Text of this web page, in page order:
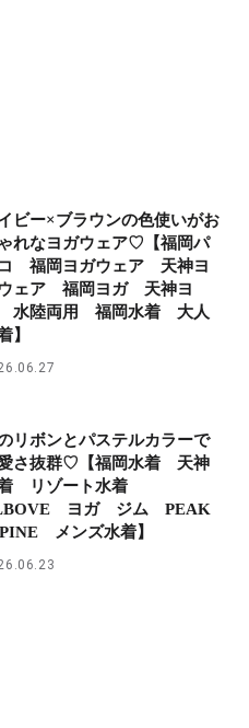
ビー×ブラウンの色使いがお
れなヨガウェア♡【福岡パ
福岡ヨガウェア 天神ヨ
ェア 福岡ヨガ 天神ヨ
水陸両用 福岡水着 大人
】
リボンとパステルカラーで
さ抜群♡【福岡水着 天神
リゾート水着
ヨガ ジム PEAK
メンズ水着】